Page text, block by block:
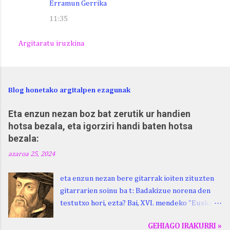
Erramun Gerrika
11:35
Argitaratu iruzkina
Blog honetako argitalpen ezagunak
Eta enzun nezan boz bat zerutik ur handien
hotsa bezala, eta igorziri handi baten hotsa
bezala:
azaroa 25, 2024
eta enzun nezan bere gitarrak ioiten zituzten
gitarrarien soinu ba t: Badakizue norena den
testutxo hori, ezta? Bai, XVI. mendeko "Euskara
justuri...) hitza berari ikasi genion aspaldixe.
GEHIAGO IRAKURRI »